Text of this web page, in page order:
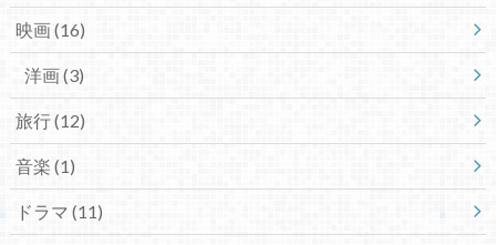
映画(16)
洋画(3)
旅行(12)
音楽 (1)
ドラマ (11)